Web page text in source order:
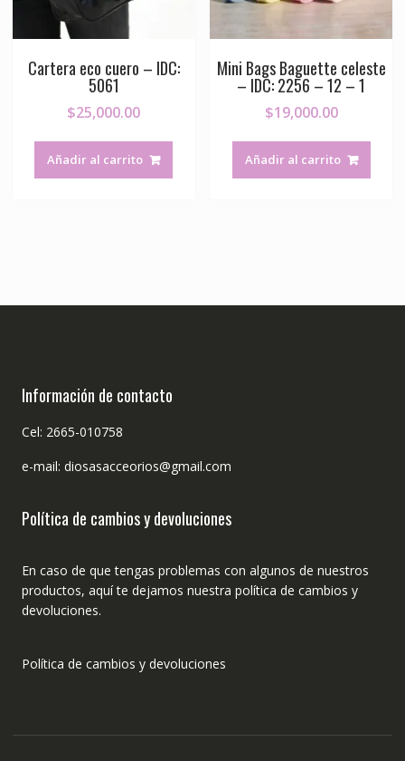
Cartera eco cuero – IDC:
5061
$25,000.00
Añadir al carrito
Mini Bags Baguette celeste
– IDC: 2256 – 12 – 1
$19,000.00
Añadir al carrito
Información de contacto
Cel: 2665-010758
e-mail: diosasacceorios@gmail.com
Política de cambios y devoluciones
En caso de que tengas problemas con algunos de nuestros
productos, aquí te dejamos nuestra política de cambios y
devoluciones.
Política de cambios y devoluciones